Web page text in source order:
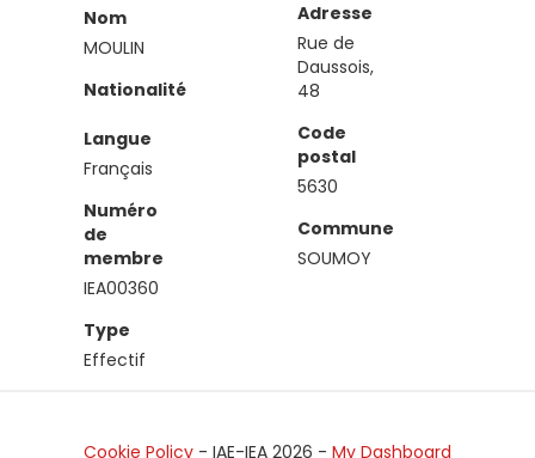
Nom
MOULIN
Nationalité
Langue
Français
Numéro
de
membre
IEA00360
Type
Effectif
Adresse
Rue de
Daussois,
48
Code
postal
5630
Commune
SOUMOY
Cookie Policy - IAE-IEA 2026 - My Dashboard